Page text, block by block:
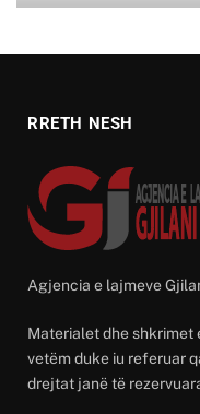
RRETH NESH
Agjencia e lajmeve
Materialet dhe shkrimet
vetëm duke iu referuar
drejtat janë të